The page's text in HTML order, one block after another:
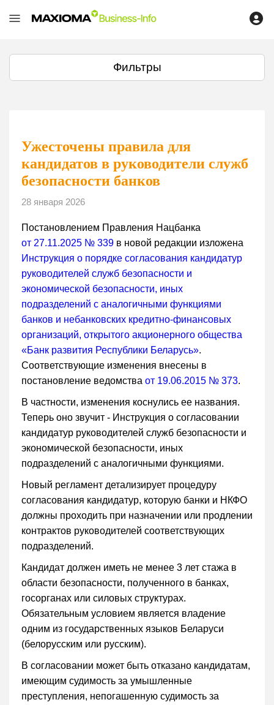
Фильтры
Ужесточены правила для
кандидатов в руководители служб
безопасности банков
28 января 2026
Постановлением Правления Нацбанка
от 27.11.2025 № 339 в новой редакции изложена
Инструкция о порядке согласования кандидатур
руководителей служб безопасности и
экономической безопасности, иных
подразделений с аналогичными функциями
банков и небанковских кредитно-финансовых
организаций, открытого акционерного общества
«Банк развития Республики Беларусь».
Соответствующие изменения внесены в
постановление ведомства от 19.06.2015 № 373.
В частности, изменения коснулись ее названия.
Теперь оно звучит - Инструкция о согласовании
кандидатур руководителей служб безопасности и
экономической безопасности, иных
подразделений с аналогичными функциями.
Новый регламент детализирует процедуру
согласования кандидатур, которую банки и НКФО
должны проходить при назначении или продлении
контрактов руководителей соответствующих
подразделений.
Кандидат должен иметь не менее 3 лет стажа в
области безопасности, полученного в банках,
госорганах или силовых структурах.
Обязательным условием является владение
одним из государственных языков Беларуси
(белорусским или русским).
В согласовании может быть отказано кандидатам,
имеющим судимость за умышленные
преступления, непогашенную судимость за